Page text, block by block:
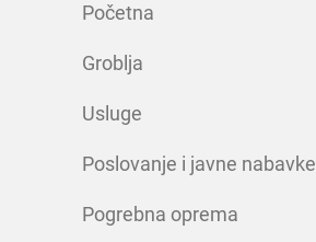
Početna
Groblja
Usluge
Poslovanje i javne nabavke
Pogrebna oprema